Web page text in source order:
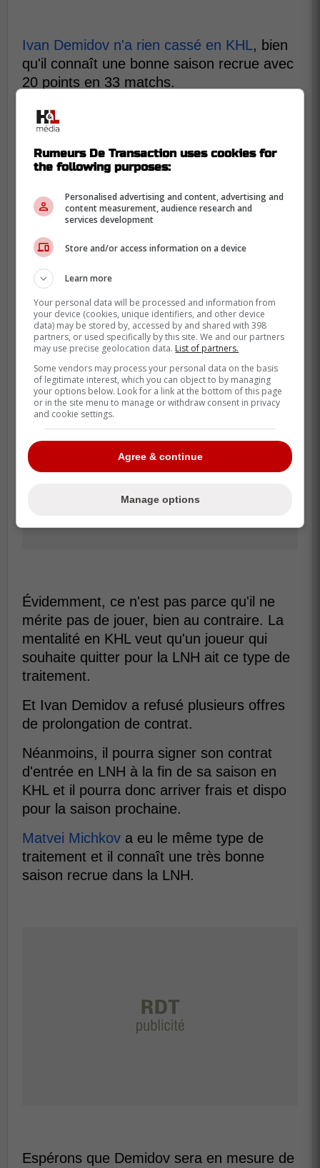
Ivan Demidov n'a rien cassé en KHL, bien
qu'il connaît une bonne saison recrue avec
20 points en 33 matchs.
Si on regarde son utilisation, il est
clairement sous employé et ça se reflète
directement sur ses performances.
La semaine dernière, il a pris part à une
rencontre où il n'a pas touché la surface
glacée. Ça lui fait donc un match à sa
fiche, mais il n'a pas joué.
nombreuses, alors qu'il a souvent joué
moins de cinq minutes, ou entre cinq et dix
minutes durant un match.
Évidemment, ce n'est pas parce qu'il ne
mérite pas de jouer, bien au contraire. La
mentalité en KHL veut qu'un joueur qui
souhaite quitter pour la LNH ait ce type de
traitement.
Et Ivan Demidov a refusé plusieurs offres
de prolongation de contrat.
Néanmoins, il pourra signer son contrat
d'entrée en LNH à la fin de sa saison en
KHL et il pourra donc arriver frais et dispo
pour la saison prochaine.
Matvei Michkov a eu le même type de
traitement et il connaît une très bonne
saison recrue dans la LNH.
Espérons que Demidov sera en mesure de
Rumeurs De Transaction uses cookies for
the following purposes:
Personalised advertising and content, advertising and
content measurement, audience research and
services development
Store and/or access information on a device
Learn more
Your personal data will be processed and information from
your device (cookies, unique identifiers, and other device
data) may be stored by, accessed by and shared with 398
partners, or used specifically by this site. We and our partners
may use precise geolocation data. List of partners.
Some vendors may process your personal data on the basis
of legitimate interest, which you can object to by managing
your options below. Look for a link at the bottom of this page
or in the site menu to manage or withdraw consent in privacy
and cookie settings.
Agree & continue
Manage options